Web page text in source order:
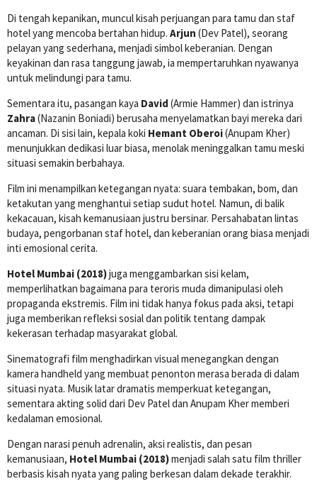
Di tengah kepanikan, muncul kisah perjuangan para tamu dan staf
hotel yang mencoba bertahan hidup. Arjun (Dev Patel), seorang
pelayan yang sederhana, menjadi simbol keberanian. Dengan
keyakinan dan rasa tanggung jawab, ia mempertaruhkan nyawanya
untuk melindungi para tamu.
Sementara itu, pasangan kaya David (Armie Hammer) dan istrinya
Zahra(Nazanin Boniadi) berusaha menyelamatkan bayi mereka dari
ancaman. Di sisi lain, kepala koki Hemant Oberoi(Anupam Kher)
menunjukkan dedikasi luar biasa, menolak meninggalkan tamu meski
situasi semakin berbahaya.
Film ini menampilkan ketegangan nyata: suara tembakan, bom, dan
ketakutan yang menghantui setiap sudut hotel. Namun, di balik
kekacauan, kisah kemanusiaan justru bersinar. Persahabatan lintas
budaya, pengorbanan staf hotel, dan keberanian orang biasa menjadi
inti emosional cerita.
Hotel Mumbai (2018)juga menggambarkan sisi kelam,
memperlihatkan bagaimana para teroris muda dimanipulasi oleh
propaganda ekstremis. Film ini tidak hanya fokus pada aksi, tetapi
juga memberikan refleksi sosial dan politik tentang dampak
kekerasan terhadap masyarakat global.
Sinematografi film menghadirkan visual menegangkan dengan
kamera handheld yang membuat penonton merasa berada di dalam
situasi nyata. Musik latar dramatis memperkuat ketegangan,
sementara akting solid dari Dev Patel dan Anupam Kher memberi
kedalaman emosional.
Dengan narasi penuh adrenalin, aksi realistis, dan pesan
kemanusiaan, Hotel Mumbai (2018)menjadi salah satu film thriller
berbasis kisah nyata yang paling berkesan dalam dekade terakhir.